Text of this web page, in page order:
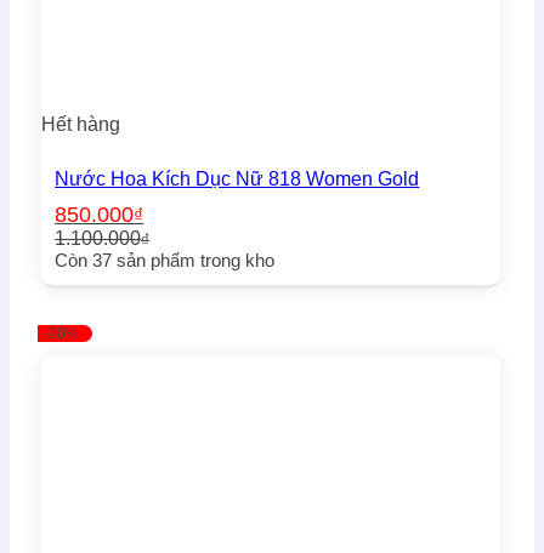
Hết hàng
Nước Hoa Kích Dục Nữ 818 Women Gold
1.100.000₫
Giá
1.100.000₫.
850.000₫
Giá
là:
850.000₫.
Còn37 sản phẩm trong kho
-20%